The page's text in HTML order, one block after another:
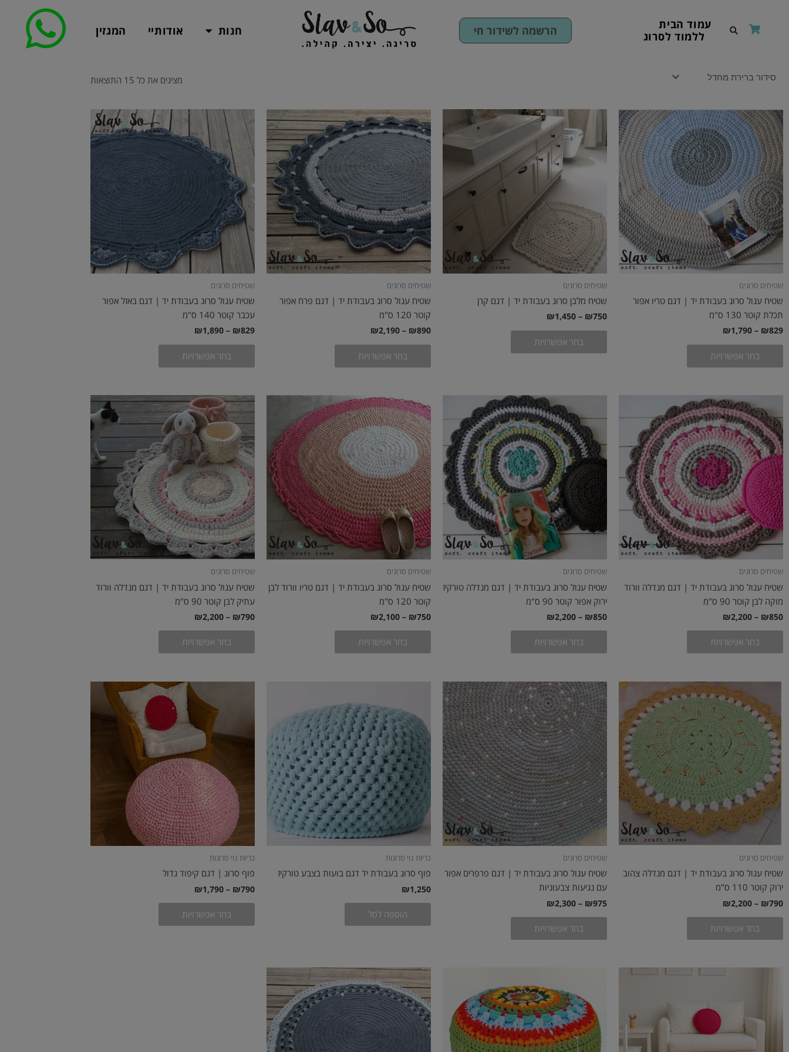
עמוד הבית
ללמוד לסרוג
הרשמה לשידור חי חנות אודותיי המגזין
מציגים את כל ⁦15⁩ התוצאות
שטיחים סרוגים
שטיח עגול סרוג בעבודת יד | דגם טריו אפור
תכלת קוטר 130 ס"מ
₪829
–
₪1,790
טווח
מחירים:
עד
בחר אפשרויות
למוצר
זה
יש
מספר
סוגים.
ניתן
לבחור
את
האפשרויות
בעמוד
המוצר
שטיחים סרוגים
שטיח מלבן סרוג בעבודת יד | דגם קרן
₪750
–
₪1,450
טווח
מחירים:
בחר אפשרויות
למוצר
זה
מספר
סוגים.
ניתן
לבחור
האפשרויות
בעמוד
המוצר
שטיחים סרוגים
שטיח עגול סרוג בעבודת יד | דגם פרח אפור
קוטר 120 ס"מ
₪890
–
₪2,190
טווח
מחירים:
בחר אפשרויות
למוצר
זה
יש
מספר
סוגים.
ניתן
לבחור
את
האפשרויות
בעמוד
המוצר
שטיחים סרוגים
שטיח עגול סרוג בעבודת יד | דגם באזל אפור
עכבר קוטר 140 ס"מ
₪829
–
₪1,890
טווח
מחירים:
עד
בחר אפשרויות
למוצר
זה
יש
מספר
סוגים.
ניתן
לבחור
את
האפשרויות
בעמוד
המוצר
שטיחים סרוגים
שטיח עגול סרוג בעבודת יד | דגם מנדלה וורוד
מוקה לבן קוטר 90 ס"מ
₪850
–
₪2,200
טווח
מחירים:
עד
בחר אפשרויות
למוצר
זה
יש
מספר
סוגים.
ניתן
לבחור
את
האפשרויות
בעמוד
המוצר
שטיחים סרוגים
שטיח עגול סרוג בעבודת יד | דגם מנדלה טורקיז
ירוק אפור קוטר 90 ס"מ
₪850
–
₪2,200
טווח
מחירים:
עד
בחר אפשרויות
למוצר
זה
יש
מספר
סוגים.
ניתן
לבחור
את
האפשרויות
בעמוד
המוצר
שטיחים סרוגים
שטיח עגול סרוג בעבודת יד | דגם טריו וורוד לבן
קוטר 120 ס"מ
₪750
–
₪2,100
טווח
מחירים:
עד
בחר אפשרויות
למוצר
זה
יש
מספר
סוגים.
ניתן
לבחור
את
האפשרויות
בעמוד
המוצר
שטיחים סרוגים
שטיח עגול סרוג בעבודת יד | דגם מנדלה וורוד
עתיק לבן קוטר 90 ס"מ
₪790
–
₪2,200
טווח
מחירים:
עד
בחר אפשרויות
למוצר
זה
מספר
סוגים.
ניתן
לבחור
את
האפשרויות
בעמוד
המוצר
שטיחים סרוגים
שטיח עגול סרוג בעבודת יד | דגם מנדלה צהוב
ירוק קוטר 110 ס"מ
₪790
–
₪2,200
טווח
מחירים:
עד
בחר אפשרויות
למוצר
זה
מספר
סוגים.
ניתן
לבחור
את
האפשרויות
בעמוד
המוצר
שטיחים סרוגים
שטיח עגול סרוג בעבודת יד | דגם פרפרים אפור
עם נגיעות צבעוניות
₪975
–
₪2,300
טווח
מחירים:
עד
בחר אפשרויות
למוצר
זה
יש
מספר
סוגים.
ניתן
לבחור
את
האפשרויות
בעמוד
המוצר
כריות נוי סרוגות
פוף סרוג בעבודת יד דגם בועות בצבע טורקיז
₪1,250
הוספה לסל
כריות נוי סרוגות
פוף סרוג | דגם קיפוד גדול
₪790
–
₪1,790
טווח
מחירים:
עד
בחר אפשרויות
למוצר
זה
יש
מספר
סוגים.
ניתן
לבחור
את
האפשרויות
בעמוד
המוצר
למוצר
מספר
סוגים.
טווח
מחירים:
עד
למוצר
זה
יש
מספר
סוגים.
ניתן